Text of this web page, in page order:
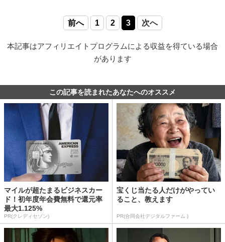
前へ 1 2 3 次へ
本記事はアフィリエイトプログラムによる収益を得ている場合
があります
この記事を読まれたあなたへのオススメ
マイルが超たまるビジネスカー
ド！初年度年会費無料で還元率
最大1.125%
PR(クレディセゾン)
宝くじ当たる人だけがやってい
ること、教えます
PR(合同会社デジタルファーム )